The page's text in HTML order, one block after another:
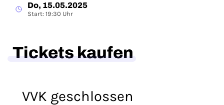
Do, 15.05.2025
Start: 19:30 Uhr
Tickets kaufen
VVK geschlossen